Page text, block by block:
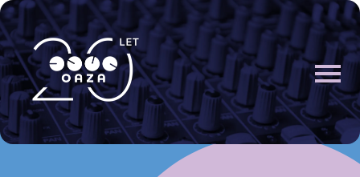
Skip
to
content